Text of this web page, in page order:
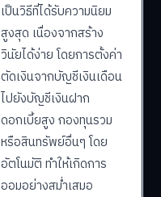
เป็นวิธีที่ได้รับความนิยม
สูงสุด เนื่องจากสร้าง
วินัยได้ง่าย โดยการตั้งค่า
ตัดเงินจากบัญชีเงินเดือน
ไปยังบัญชีเงินฝาก
ดอกเบี้ยสูง กองทุนรวม
หรือสินทรัพย์อื่นๆ โดย
อัตโนมัติ ทำให้เกิดการ
ออมอย่างสม่ำเสมอ